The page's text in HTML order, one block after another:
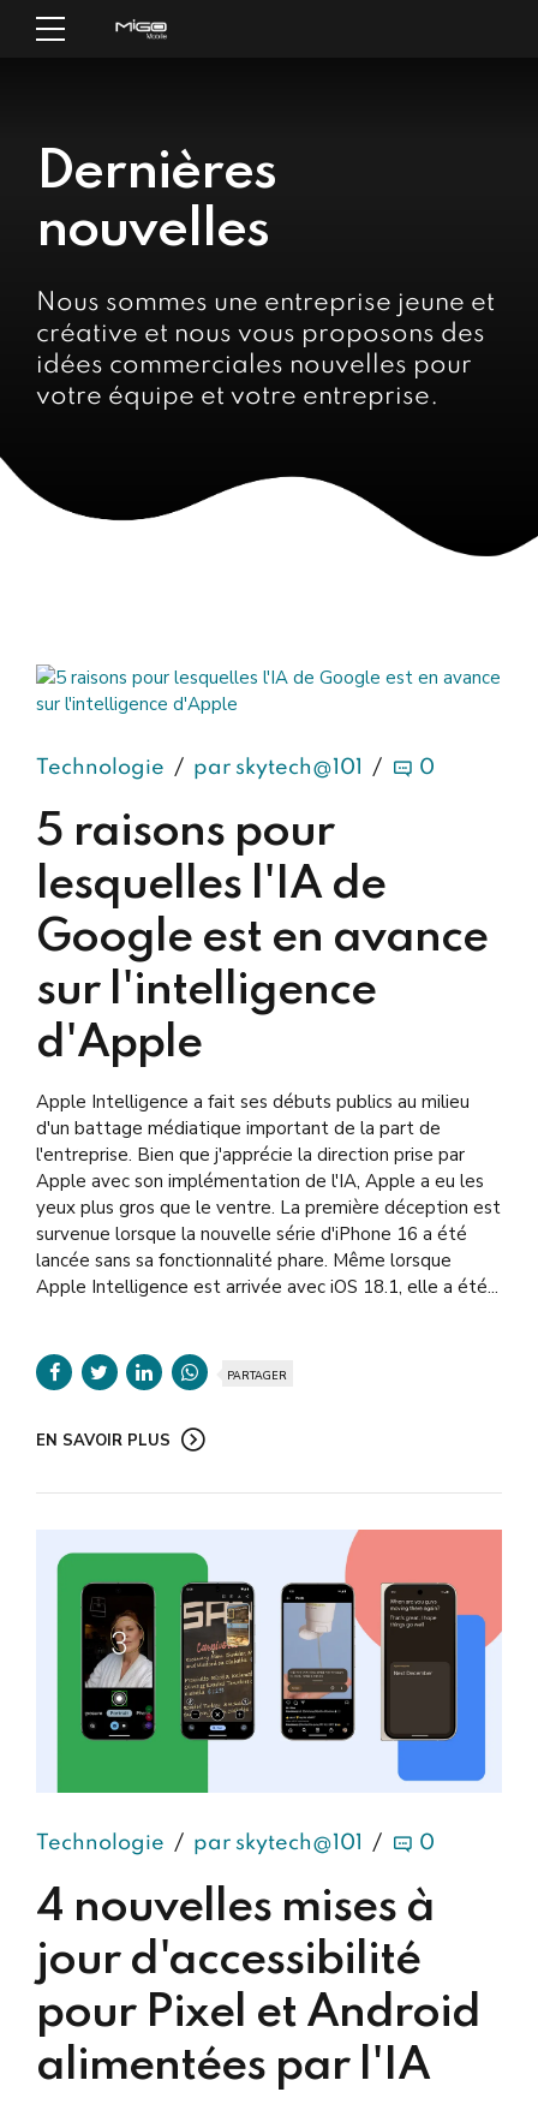
Dernières
nouvelles
Nous sommes une entreprise jeune et
créative et nous vous proposons des
idées commerciales nouvelles pour
votre équipe et votre entreprise.
Technologie par skytech@101 0
5 raisons pour
lesquelles l'IA de
Google est en avance
sur l'intelligence
d'Apple
Apple Intelligence a fait ses débuts publics au milieu
d'un battage médiatique important de la part de
l'entreprise. Bien que j'apprécie la direction prise par
Apple avec son implémentation de l'IA, Apple a eu les
yeux plus gros que le ventre. La première déception est
survenue lorsque la nouvelle série d'iPhone 16 a été
lancée sans sa fonctionnalité phare. Même lorsque
Apple Intelligence est arrivée avec iOS 18.1, elle a été...
PARTAGER
EN SAVOIR PLUS
Technologie par skytech@101 0
4 nouvelles mises à
jour d'accessibilité
pour Pixel et Android
alimentées par l'IA